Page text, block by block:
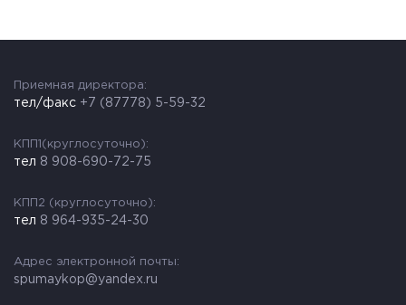
Приемная директора:
тел/факс +7 (87778) 5-59-32
КПП1(круглосуточно):
тел 8 908-690-72-75
КПП2 (круглосуточно):
тел 8 964-935-24-30
Адрес электронной почты:
spumaykop@yandex.ru